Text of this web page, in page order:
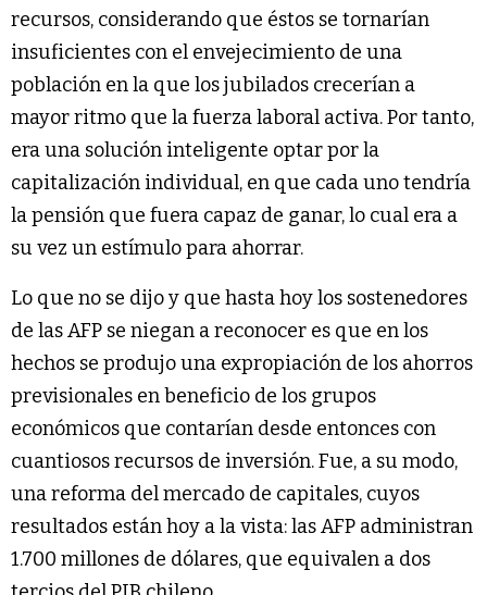
recursos, considerando que éstos se tornarían
insuficientes con el envejecimiento de una
población en la que los jubilados crecerían a
mayor ritmo que la fuerza laboral activa. Por tanto,
era una solución inteligente optar por la
capitalización individual, en que cada uno tendría
la pensión que fuera capaz de ganar, lo cual era a
su vez un estímulo para ahorrar.
Lo que no se dijo y que hasta hoy los sostenedores
de las AFP se niegan a reconocer es que en los
hechos se produjo una expropiación de los ahorros
previsionales en beneficio de los grupos
económicos que contarían desde entonces con
cuantiosos recursos de inversión. Fue, a su modo,
una reforma del mercado de capitales, cuyos
resultados están hoy a la vista: las AFP administran
1.700 millones de dólares, que equivalen a dos